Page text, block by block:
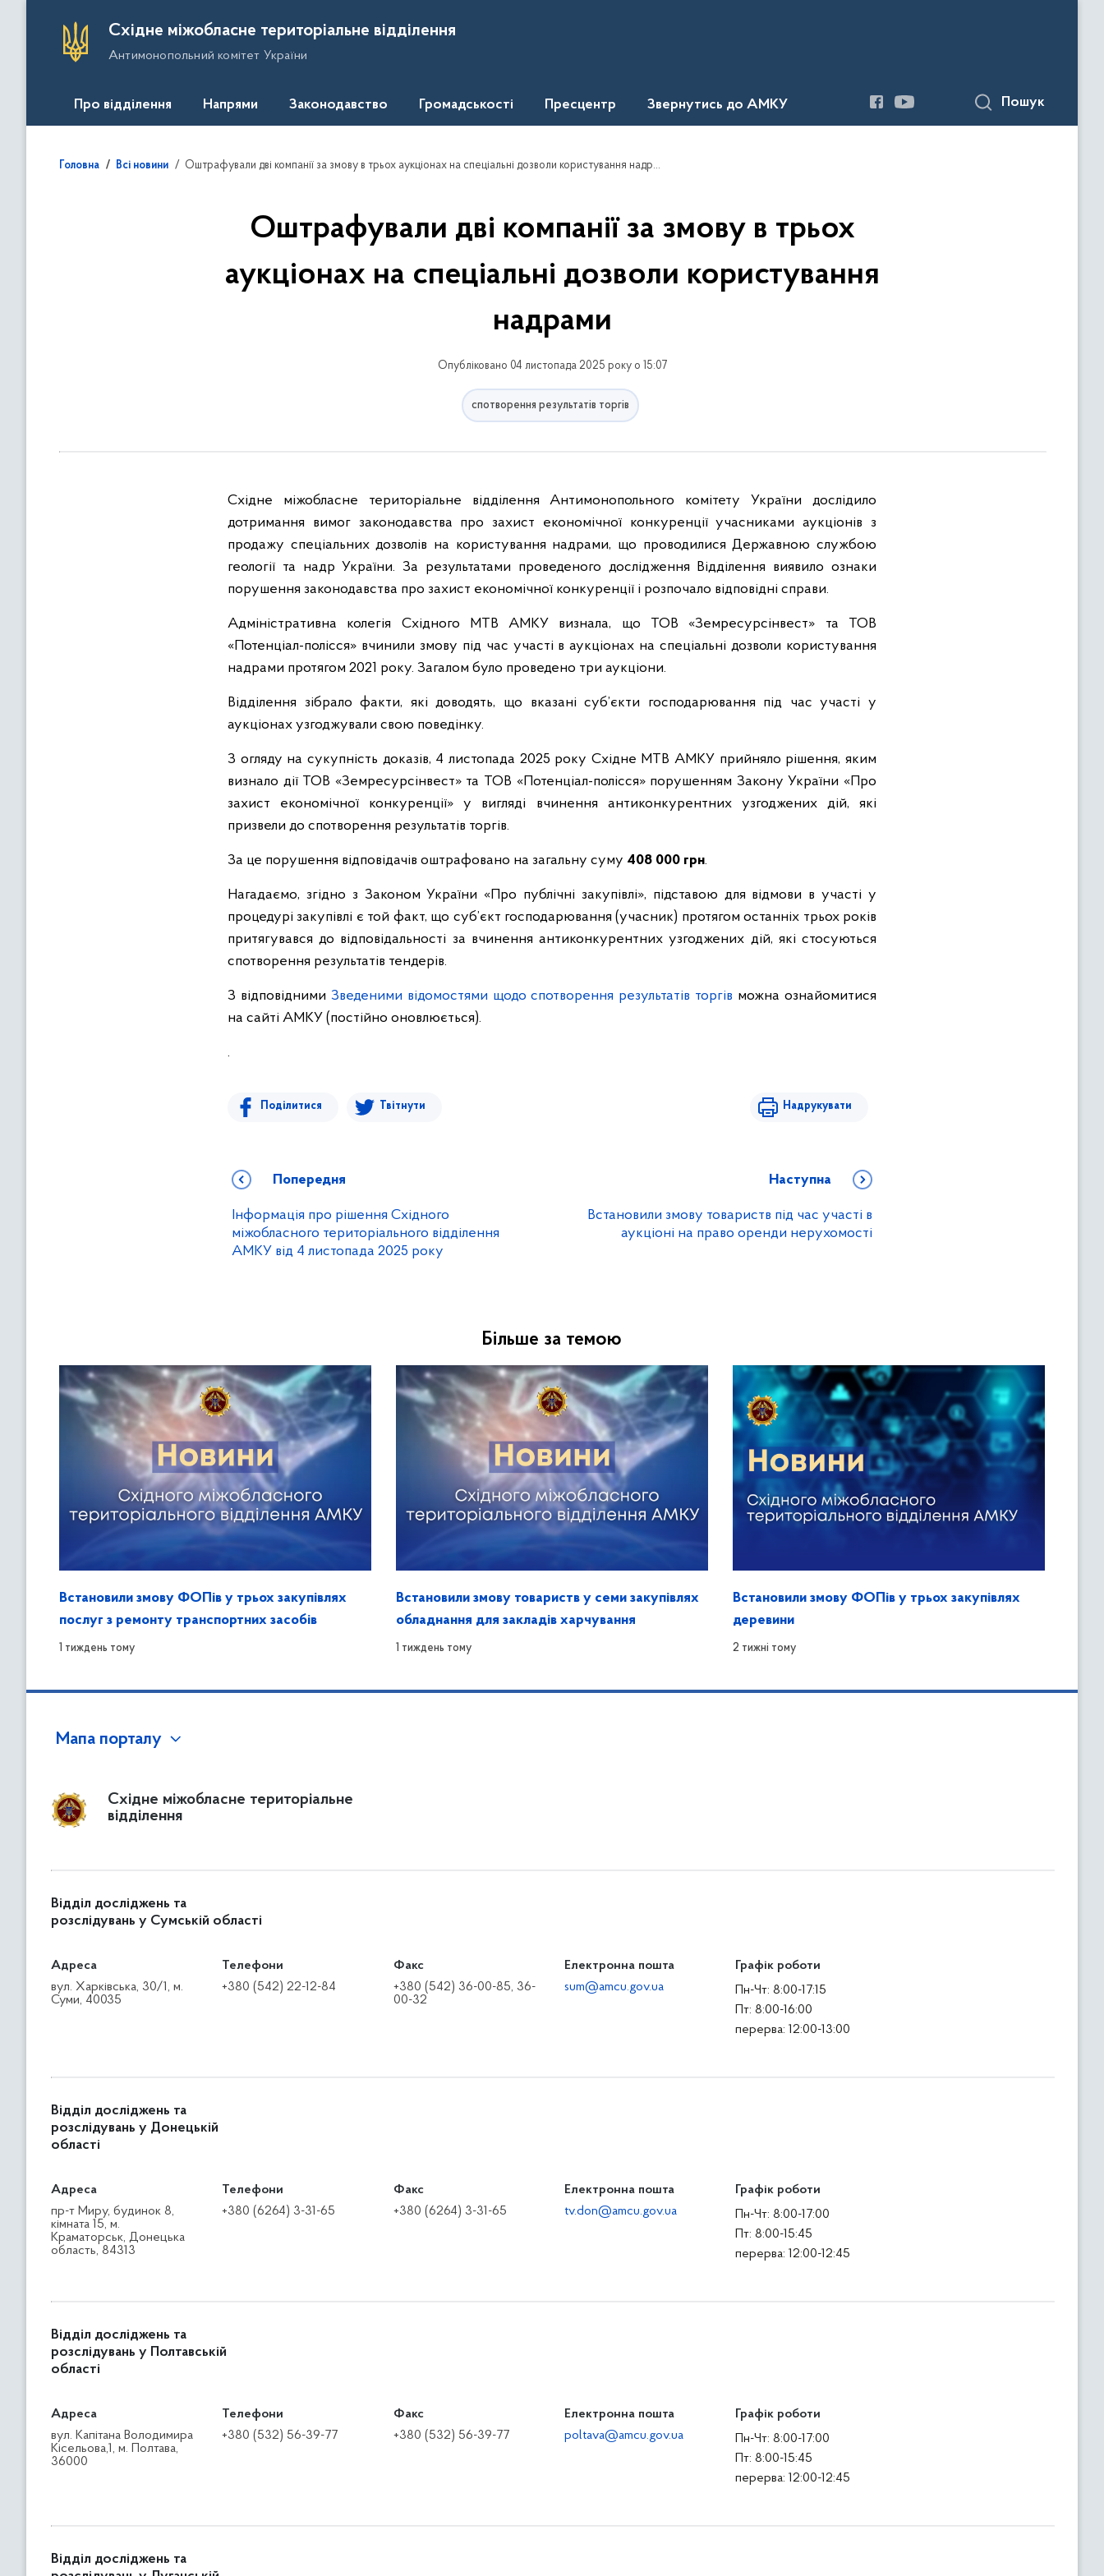
Східне міжобласне територіальне відділення
Антимонопольний комітет України
Про відділення Напрями Законодавство Громадськості Пресцентр Звернутись до АМКУ Пошук
Головна Всі новини Оштрафували дві компанії за змову в трьох аукціонах на спеціальні дозволи користування надрами
Оштрафували дві компанії за змову в трьох
аукціонах на спеціальні дозволи користування
надрами
Опубліковано 04 листопада 2025 року о 15:07
спотворення результатів торгів
Східне міжобласне територіальне відділення Антимонопольного комітету України дослідило
дотримання вимог законодавства про захист економічної конкуренції учасниками аукціонів з
продажу спеціальних дозволів на користування надрами, що проводилися Державною службою
геології та надр України. За результатами проведеного дослідження Відділення виявило ознаки
порушення законодавства про захист економічної конкуренції і розпочало відповідні справи.
Адміністративна колегія Східного МТВ АМКУ визнала, що ТОВ «Земресурсінвест» та ТОВ
«Потенціал-полісся» вчинили змову під час участі в аукціонах на спеціальні дозволи користування
надрами протягом 2021 року. Загалом було проведено три аукціони.
Відділення зібрало факти, які доводять, що вказані суб’єкти господарювання під час участі у
аукціонах узгоджували свою поведінку.
З огляду на сукупність доказів, 4 листопада 2025 року Східне МТВ АМКУ прийняло рішення, яким
визнало дії ТОВ «Земресурсінвест» та ТОВ «Потенціал-полісся» порушенням Закону України «Про
захист економічної конкуренції» у вигляді вчинення антиконкурентних узгоджених дій, які
призвели до спотворення результатів торгів.
За це порушення відповідачів оштрафовано на загальну суму 408 000 грн.
Нагадаємо, згідно з Законом України «Про публічні закупівлі», підставою для відмови в участі у
процедурі закупівлі є той факт, що суб’єкт господарювання (учасник) протягом останніх трьох років
притягувався до відповідальності за вчинення антиконкурентних узгоджених дій, які стосуються
спотворення результатів тендерів.
З відповідними Зведеними відомостями щодо спотворення результатів торгів можна ознайомитися
на сайті АМКУ (постійно оновлюється).
.
Поділитися Твітнути Надрукувати
Попередня
Інформація про рішення Східного
міжобласного територіального відділення
АМКУ від 4 листопада 2025 року
Наступна
Встановили змову товариств під час участі в
аукціоні на право оренди нерухомості
Більше за темою
Встановили змову ФОПів у трьох закупівлях
послуг з ремонту транспортних засобів
1 тиждень тому
Встановили змову товариств у семи закупівлях
обладнання для закладів харчування
1 тиждень тому
Встановили змову ФОПів у трьох закупівлях
деревини
2 тижні тому
Мапа порталу
Східне міжобласне територіальне
відділення
Відділ досліджень та
розслідувань у Сумській області
Адреса
вул. Харківська, 30/1, м.
Суми, 40035
Телефони
+380 (542) 22-12-84
Факс
+380 (542) 36-00-85, 36-
00-32
Електронна пошта
sum@amcu.gov.ua
Графік роботи
Пн-Чт: 8:00-17:15
Пт: 8:00-16:00
перерва: 12:00-13:00
Відділ досліджень та
розслідувань у Донецькій
області
Адреса
пр-т Миру, будинок 8,
кімната 15, м.
Краматорськ, Донецька
область, 84313
Телефони
+380 (6264) 3-31-65
Факс
+380 (6264) 3-31-65
Електронна пошта
tv.don@amcu.gov.ua
Графік роботи
Пн-Чт: 8:00-17:00
Пт: 8:00-15:45
перерва: 12:00-12:45
Відділ досліджень та
розслідувань у Полтавській
області
Адреса
вул. Капітана Володимира
Кісельова,1, м. Полтава,
36000
Телефони
+380 (532) 56-39-77
Факс
+380 (532) 56-39-77
Електронна пошта
poltava@amcu.gov.ua
Графік роботи
Пн-Чт: 8:00-17:00
Пт: 8:00-15:45
перерва: 12:00-12:45
Відділ досліджень та